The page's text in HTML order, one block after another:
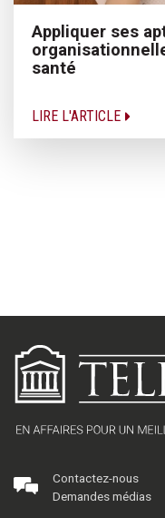
Appliquer ses
santé
LIRE L'ARTICLE
Contactez-nous
Demandes médias